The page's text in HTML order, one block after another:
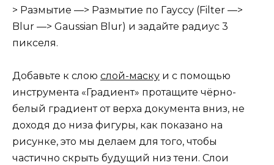
> Размытие —> Размытие по Гауссу (Filter —>
Blur —> Gaussian Blur) и задайте радиус 3
пикселя.
Добавьте к слою слой-маску и с помощью
инструмента «Градиент» протащите чёрно-
белый градиент от верха документа вниз, не
доходя до низа фигуры, как показано на
рисунке, это мы делаем для того, чтобы
частично скрыть будущий низ тени. Слои